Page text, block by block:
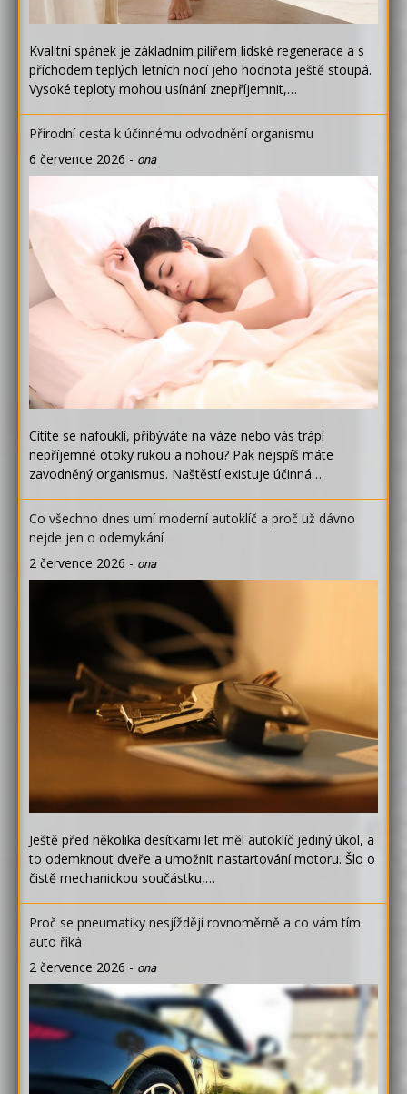
Kvalitní spánek je základním pilířem lidské regenerace a s
příchodem teplých letních nocí jeho hodnota ještě stoupá.
Vysoké teploty mohou usínání znepříjemnit,…
Přírodní cesta k účinnému odvodnění organismu
6 července 2026 - ona
Cítíte se nafouklí, přibýváte na váze nebo vás trápí
nepříjemné otoky rukou a nohou? Pak nejspíš máte
zavodněný organismus. Naštěstí existuje účinná…
Co všechno dnes umí moderní autoklíč a proč už dávno
nejde jen o odemykání
2 července 2026 - ona
Ještě před několika desítkami let měl autoklíč jediný úkol, a
to odemknout dveře a umožnit nastartování motoru. Šlo o
čistě mechanickou součástku,…
Proč se pneumatiky nesjíždějí rovnoměrně a co vám tím
auto říká
2 července 2026 - ona